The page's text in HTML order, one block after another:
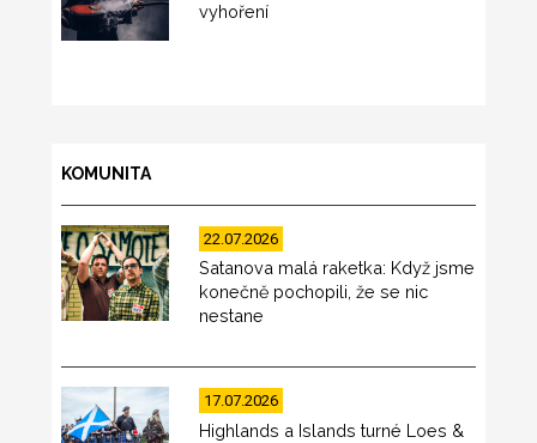
vyhoření
KOMUNITA
22.07.2026
Satanova malá raketka: Když jsme
konečně pochopili, že se nic
nestane
17.07.2026
Highlands a Islands turné Loes &